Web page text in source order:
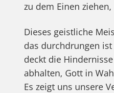
zu dem Einen
Dieses geistliche
das durchdrungen
deckt die
abhalten, Gott in
Es zeigt uns unsere